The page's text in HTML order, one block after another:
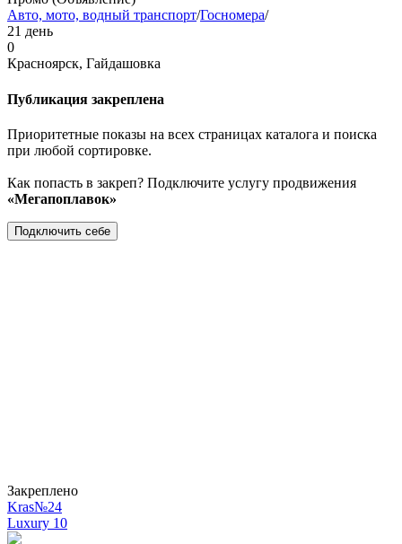
Авто, мото, водный транспорт/Госномера/
21 день
0
Красноярск, Гайдашовка
Публикация закреплена
Приоритетные показы на всех страницах каталога и поиска
при любой сортировке.
Как попасть в закреп? Подключите услугу продвижения
«Мегапоплавок»
Подключить себе
Закреплено
Kras№24
Luxury 10